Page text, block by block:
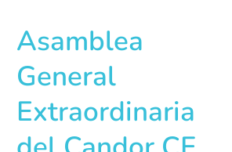
Asamblea
General
Extraordinaria